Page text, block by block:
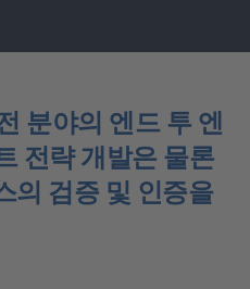
분야의 엔드 투 엔
전략 개발은 물론
의 검증 및 인증을